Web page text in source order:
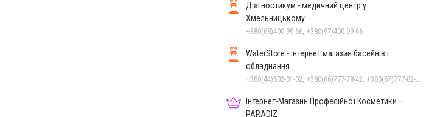
Діагностикум - медичний центр у
Хмельницькому
+380(68)400-99-66, +380(97)400-99-66
WaterStore - інтернет магазин басейнів і
обладнання
+380(44)502-01-02, +380(66)777-78-42, +380(67)777-82-19, +380(67)890-80-80, +380(73)890-80-80, +380(44)502-01-03
Інтернет-Магазин Професійної Косметики —
PARADIZ